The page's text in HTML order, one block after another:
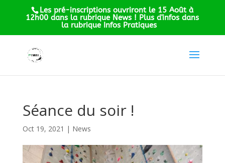
Les pré-inscriptions ouvriront le 15 Août à
12h00 dans la rubrique News ! Plus d'infos dans
la rubrique Infos Pratiques
Séance du soir !
Oct 19, 2021 | News